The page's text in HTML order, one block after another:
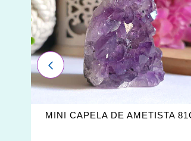
OS
FAVORITOS
MINI CAPELA DE AMETISTA
ANTERIOR